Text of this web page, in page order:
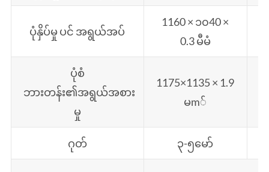
ပုံနှိပ်မှု ပင် အရွယ်အပ်
1160 × ၁၀40 ×
0.3 မီမံ
ပုံစံ
ဘားတန်း၏အရွယ်အစား
မှု
1175×1135 × 1.9
မm်
ဂုတ် ၃-၅မော်